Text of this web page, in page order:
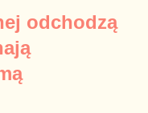
odchodzą